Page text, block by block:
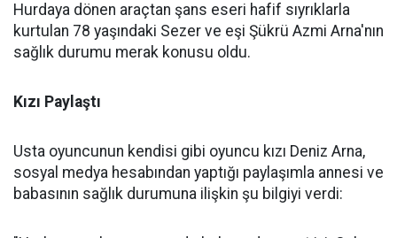
Hurdaya dönen araçtan şans eseri hafif sıyrıklarla
kurtulan 78 yaşındaki Sezer ve eşi Şükrü Azmi Arna'nın
sağlık durumu merak konusu oldu.
Kızı Paylaştı
Usta oyuncunun kendisi gibi oyuncu kızı Deniz Arna,
sosyal medya hesabından yaptığı paylaşımla annesi ve
babasının sağlık durumuna ilişkin şu bilgiyi verdi: